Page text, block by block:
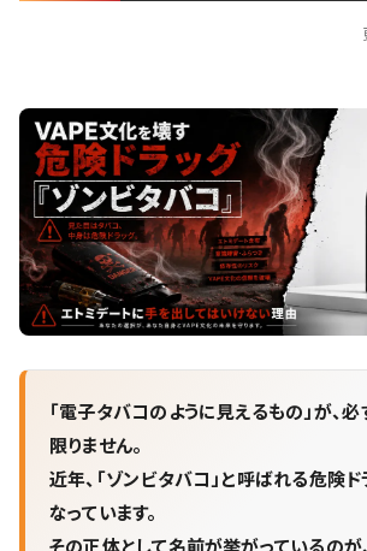
「電子タバコのように見えるもの」が、
限りません。
近年、「ゾンビタバコ」と呼ばれる危険
なっています。
その正体として名前が挙がっているのが